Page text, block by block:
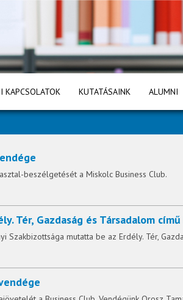
KAPCSOLATOK KUTATÁSAINK ALUMNI
beszélgetését a Miskolc Business Club.
Tér, Gazdaság és Társadalom
Szakbizottsága mutatta be az Erdély. Tér,